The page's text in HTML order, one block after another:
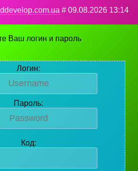
# 09.08.2026 13:14
Ваш логин и пароль
Логин:
Пароль:
Код: